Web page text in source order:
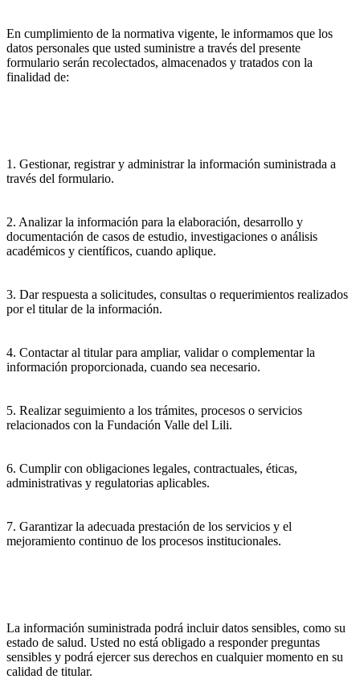
En cumplimiento de la normativa vigente, le informamos que los
datos personales que usted suministre a través del presente
formulario serán recolectados, almacenados y tratados con la
finalidad de:
1. Gestionar, registrar y administrar la información suministrada a
través del formulario.
2. Analizar la información para la elaboración, desarrollo y
documentación de casos de estudio, investigaciones o análisis
académicos y científicos, cuando aplique.
3. Dar respuesta a solicitudes, consultas o requerimientos realizados
por el titular de la información.
4. Contactar al titular para ampliar, validar o complementar la
información proporcionada, cuando sea necesario.
5. Realizar seguimiento a los trámites, procesos o servicios
relacionados con la Fundación Valle del Lili.
6. Cumplir con obligaciones legales, contractuales, éticas,
administrativas y regulatorias aplicables.
7. Garantizar la adecuada prestación de los servicios y el
mejoramiento continuo de los procesos institucionales.
La información suministrada podrá incluir datos sensibles, como su
estado de salud. Usted no está obligado a responder preguntas
sensibles y podrá ejercer sus derechos en cualquier momento en su
calidad de titular.